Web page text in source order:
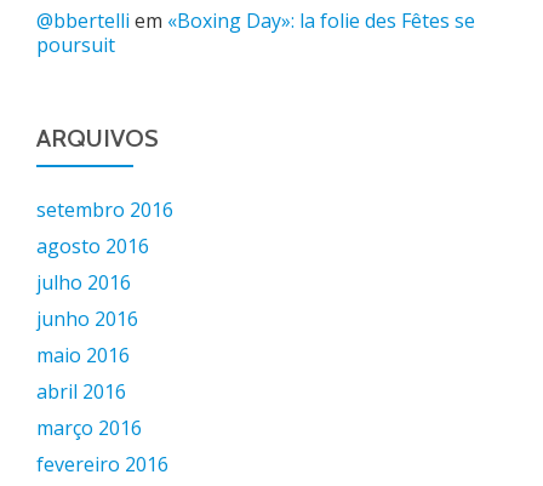
@bbertelli em «Boxing Day»: la folie des Fêtes se
poursuit
ARQUIVOS
setembro 2016
agosto 2016
julho 2016
junho 2016
maio 2016
abril 2016
março 2016
fevereiro 2016